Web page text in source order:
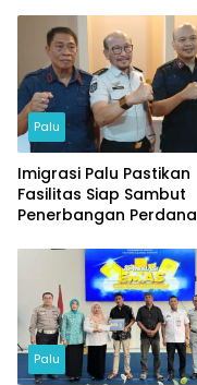
Palu
Imigrasi Palu Pastikan
Fasilitas Siap Sambut
Penerbangan Perdana
Palu